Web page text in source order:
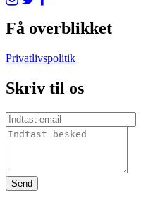
Få overblikket
Privatlivspolitik
Skriv til os